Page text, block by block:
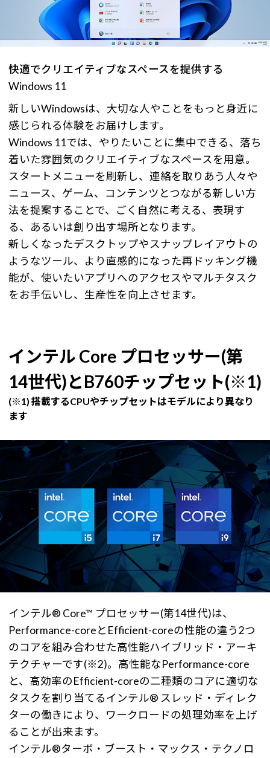
快適でクリエイティブなスペースを提供する
Windows 11
新しいWindowsは、大切な人やことをもっと身近に
感じられる体験をお届けします。
Windows 11では、やりたいことに集中できる、落ち
着いた雰囲気のクリエイティブなスペースを用意。
スタートメニューを刷新し、連絡を取りあう人々や
ニュース、ゲーム、コンテンツとつながる新しい方
法を提案することで、ごく自然に考える、表現す
る、あるいは創り出す場所となります。
新しくなったデスクトップやスナップレイアウトの
ようなツール、より直感的になった再ドッキング機
能が、使いたいアプリへのアクセスやマルチタスク
をお手伝いし、生産性を向上させます。
インテル Core プロセッサー(第
14世代)とB760チップセット(※1)
(※1) 搭載するCPUやチップセットはモデルにより異なり
ます
インテル® Core™ プロセッサー(第14世代)は、
Performance-coreとEfficient-coreの性能の違う2つ
のコアを組み合わせた高性能ハイブリッド・アーキ
テクチャーです(※2)。高性能なPerformance-core
と、高効率のEfficient-coreの二種類のコアに適切な
タスクを割り当てるインテル® スレッド・ディレク
ターの働きにより、ワークロードの処理効率を上げ
ることが出来ます。
インテル®ターボ・ブースト・マックス・テクノロ